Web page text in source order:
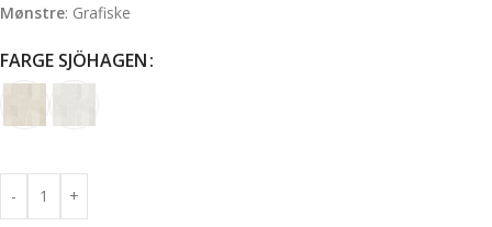
Mønstre: Grafiske
FARGE SJÖHAGEN